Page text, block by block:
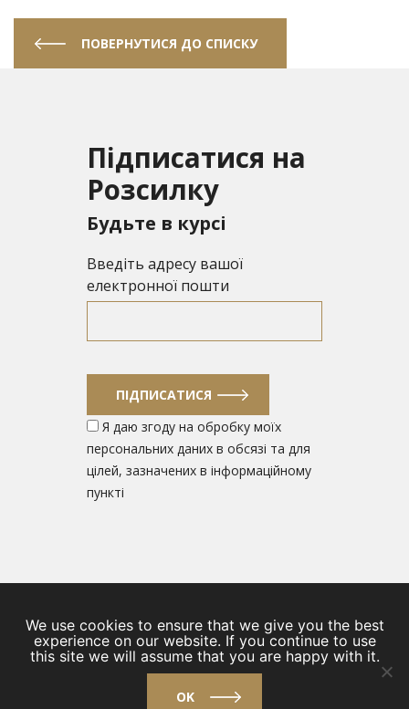
ПОВЕРНУТИСЯ ДО СПИСКУ
Підписатися на
Розсилку
Будьте в курсі
Введіть адресу вашої
електронної пошти
ПІДПИСАТИСЯ
Я даю згоду на обробку моїх
персональних даних в обсязі та для
цілей, зазначених в інформаційному
пункті
© 2026
Strona główna / Baza przedsiębiorców / EDF / Aktualności
O nas / Kontakt
We use cookies to ensure that we give you the best
experience on our website. If you continue to use
this site we will assume that you are happy with it.
OK